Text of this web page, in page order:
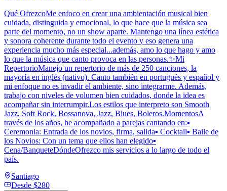
Qué OfrezcoMe enfoco en crear una ambientación musical bien
cuidada, distinguida y emocional, lo que hace que la música sea
parte del momento, no un show aparte. Mantengo una línea estética
y sonora coherente durante todo el evento y eso genera una
experiencia mucho más especial...además, amo lo que hago y amo
lo que la música que canto provoca en las personas.✨Mi
RepertorioManejo un repertorio de más de 250 canciones, la
mayoría en inglés (nativo). Canto también en portugués y español y
mi enfoque no es invadir el ambiente, sino integrarme. Además,
trabajo con niveles de volumen bien cuidados, donde la idea es
acompañar sin interrumpir.Los estilos que interpreto son Smooth
Jazz, Soft Rock, Bossanova, Jazz, Blues, Boleros.MomentosA
través de los años, he acompañado a parejas cantando en:▪️
Ceremonia: Entrada de los novios, firma, salida▪️ Cocktail▪️ Baile de
los Novios: Con un tema que ellos han elegido▪️
Cena/BanqueteDóndeOfrezco mis servicios a lo largo de todo el
país.
Santiago
Desde $280